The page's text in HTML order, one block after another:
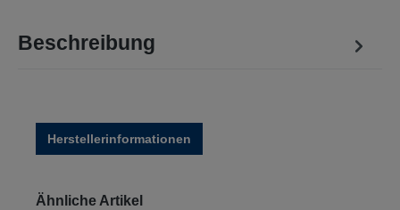
Beschreibung
Herstellerinformationen
Produktgalerie überspringen
Ähnliche Artikel